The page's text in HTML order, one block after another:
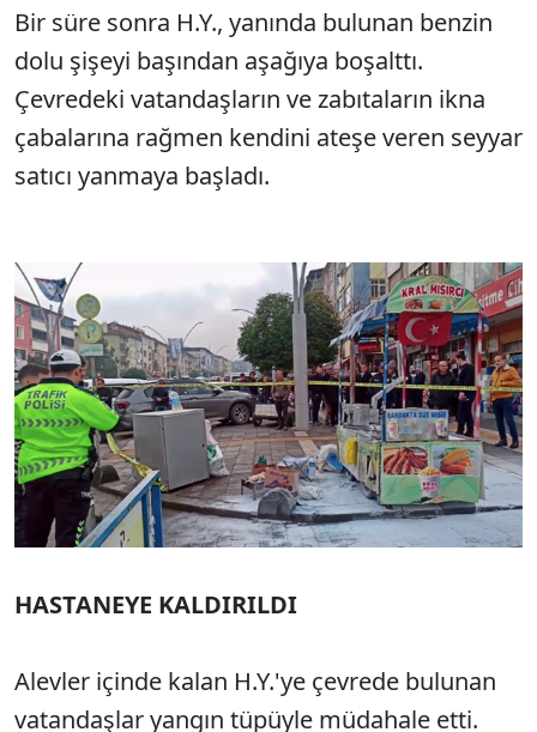
Bir süre sonra H.Y., yanında bulunan benzin
dolu şişeyi başından aşağıya boşalttı.
Çevredeki vatandaşların ve zabıtaların ikna
çabalarına rağmen kendini ateşe veren seyyar
satıcı yanmaya başladı.
HASTANEYE KALDIRILDI
Alevler içinde kalan H.Y.'ye çevrede bulunan
vatandaşlar yangın tüpüyle müdahale etti.